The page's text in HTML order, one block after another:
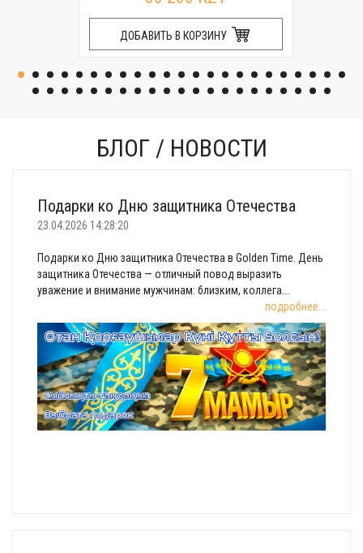
ДОБАВИТЬ В КОРЗИНУ
БЛОГ / НОВОСТИ
Подарки ко Дню защитника Отечества
23.04.2026 14:28:20
Подарки ко Дню защитника Отечества в Golden Time. День
защитника Отечества — отличный повод выразить
уважение и внимание мужчинам: близким, коллега...
подробнее...